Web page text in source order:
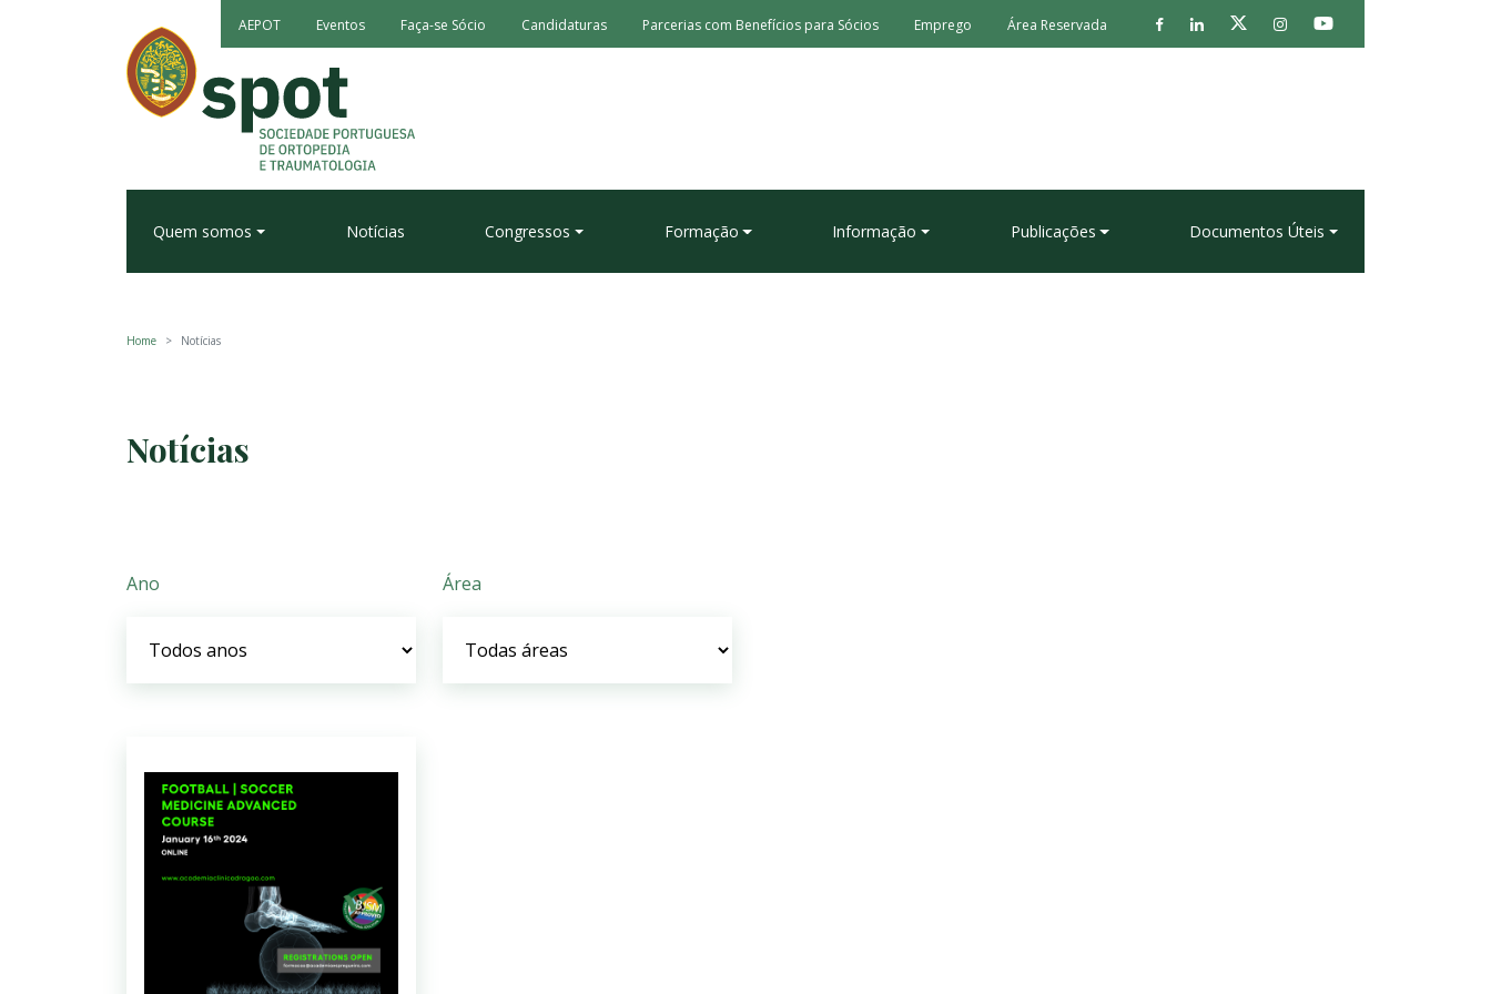
AEPOT Eventos Faça-se Sócio Candidaturas Parcerias com Benefícios para Sócios Emprego Área Reservada
Quem somos Notícias Congressos Formação Informação Publicações Documentos Úteis
Home Notícias
Notícias
Ano Área